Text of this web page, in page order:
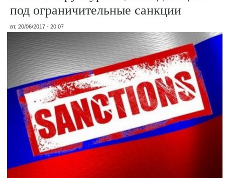
под ограничительные санкции
вт, 20/06/2017 - 20:07